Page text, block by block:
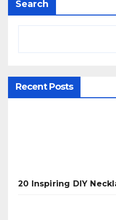
Search
Recent Posts
20 Inspiring DIY